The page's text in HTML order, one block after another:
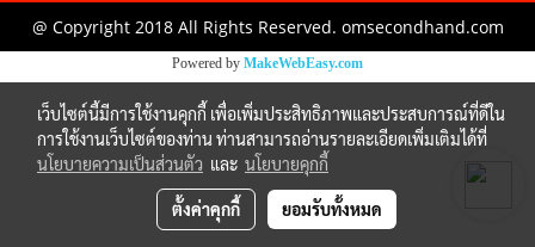
@ Copyright 2018 All Rights Reserved. omsecondhand.com
Powered by MakeWebEasy.com
เว็บไซต์นี้มีการใช้งานคุกกี้ เพื่อเพิ่มประสิทธิภาพและประสบการณ์ที่ดีใน
การใช้งานเว็บไซต์ของท่าน ท่านสามารถอ่านรายละเอียดเพิ่มเติมได้ที่
นโยบายความเป็นส่วนตัว และ นโยบายคุกกี้
ตั้งค่าคุกกี้ ยอมรับทั้งหมด